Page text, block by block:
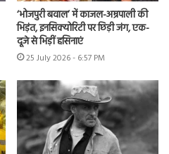
‘भोजपुरी बवाल’ में काजल-अम्रपाली की
भिड़ंत, इनसिक्योरिटी पर छिड़ी जंग, एक-
दूजे से भिड़ीं हसिनाएं
25 July 2026 - 6:57 PM